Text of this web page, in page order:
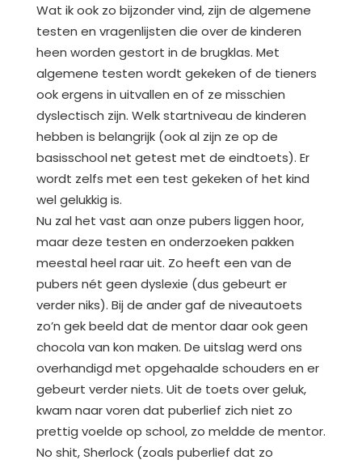
Wat ik ook zo bijzonder vind, zijn de algemene
testen en vragenlijsten die over de kinderen
heen worden gestort in de brugklas. Met
algemene testen wordt gekeken of de tieners
ook ergens in uitvallen en of ze misschien
dyslectisch zijn. Welk startniveau de kinderen
hebben is belangrijk (ook al zijn ze op de
basisschool net getest met de eindtoets). Er
wordt zelfs met een test gekeken of het kind
wel gelukkig is.
Nu zal het vast aan onze pubers liggen hoor,
maar deze testen en onderzoeken pakken
meestal heel raar uit. Zo heeft een van de
pubers nét geen dyslexie (dus gebeurt er
verder niks). Bij de ander gaf de niveautoets
zo’n gek beeld dat de mentor daar ook geen
chocola van kon maken. De uitslag werd ons
overhandigd met opgehaalde schouders en er
gebeurt verder niets. Uit de toets over geluk,
kwam naar voren dat puberlief zich niet zo
prettig voelde op school, zo meldde de mentor.
No shit, Sherlock (zoals puberlief dat zo